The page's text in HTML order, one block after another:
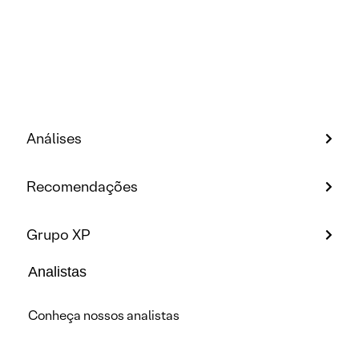
Análises
Recomendações
Grupo XP
Analistas
Conheça nossos analistas